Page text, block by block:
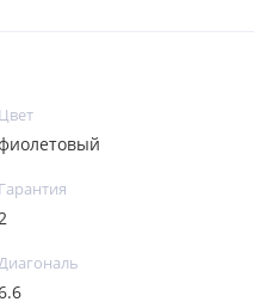
Цвет
Гарантия